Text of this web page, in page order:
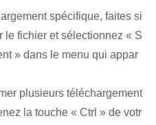
spécifique, faites si
le fichier et sélectionnez « S
» dans le menu qui appar
plusieurs téléchargement
la touche « Ctrl » de votr